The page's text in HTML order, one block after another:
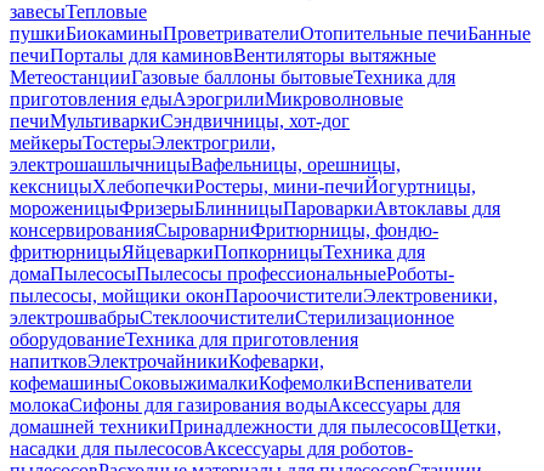
завесыТепловые
пушкиБиокаминыПроветривателиОтопительные печиБанные
печиПорталы для каминовВентиляторы вытяжные
МетеостанцииГазовые баллоны бытовыеТехника для
приготовления едыАэрогрилиМикроволновые
печиМультиваркиСэндвичницы, хот-дог
мейкерыТостерыЭлектрогрили,
электрошашлычницыВафельницы, орешницы,
кексницыХлебопечкиРостеры, мини-печиЙогуртницы,
мороженицыФризерыБлинницыПароваркиАвтоклавы для
консервированияСыроварниФритюрницы, фондю-
фритюрницыЯйцеваркиПопкорницыТехника для
домаПылесосыПылесосы профессиональныеРоботы-
пылесосы, мойщики оконПароочистителиЭлектровеники,
электрошвабрыСтеклоочистителиСтерилизационное
оборудованиеТехника для приготовления
напитковЭлектрочайникиКофеварки,
кофемашиныСоковыжималкиКофемолкиВспениватели
молокаСифоны для газирования водыАксессуары для
домашней техникиПринадлежности для пылесосовЩетки,
насадки для пылесосовАксессуары для роботов-